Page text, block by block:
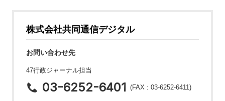
株式会社共同通信デジタル
お問い合わせ先
47行政ジャーナル担当
03-6252-6401 (FAX : 03-6252-6411)